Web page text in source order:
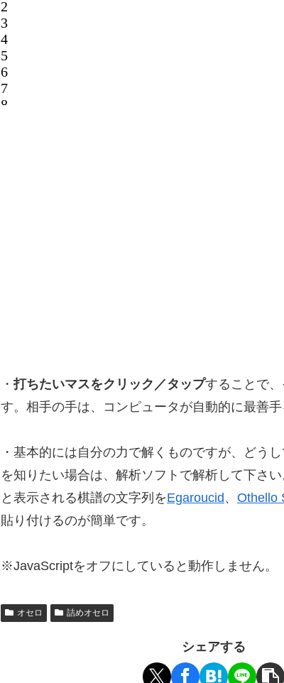
・打ちたいマスをクリック／タップすることで
す。相手の手は、コンピュータが自動的に最善手
・基本的には自分の力で解くものですが、どう
を知りたい場合は、解析ソフトで解析して下さい
と表示される棋譜の文字列をEgaroucid、 Othello
貼り付けるのが簡単です。
※JavaScriptをオフにしていると動作しません。
オセロ 詰めオセロ
シェアする